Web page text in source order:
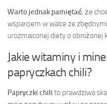
Warto jednak pamiętać, że
wsparciem w walce ze
urozmaiconej diety o obniżonej
Jakie witaminy i
papryczkach chili?
Papryczki chili to prawdziwa